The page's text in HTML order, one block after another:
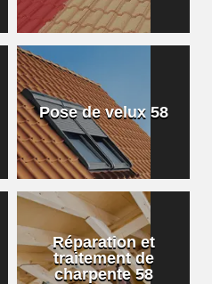
Pose de velux 58
Réparation et
traitement de
charpente 58